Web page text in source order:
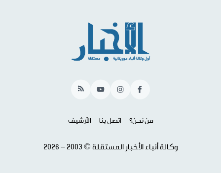
Facebook
Instagram
YouTube
RSS
من نحن؟ اتصل بنا الأرشيف
وكالة أنباء الأخبار المستقلة © 2003 - 2026